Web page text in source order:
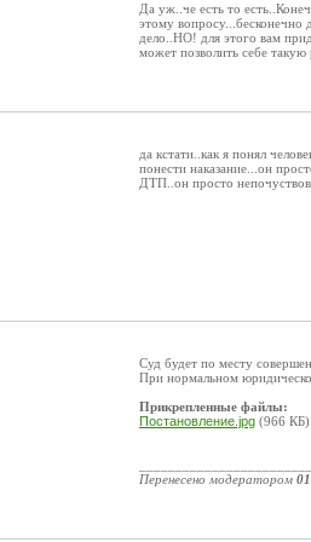
Да уж..че есть то
этому вопросу...бесконечно
дело..НО! для этого вам
может позволить себе такую
да кстати..как я понял
понести наказание...он
ДТП..он просто
Суд будет по месту
При нормальном
Прикрепленные файлы:
Постановление.jpg (966 КБ)
Перенесено модератором